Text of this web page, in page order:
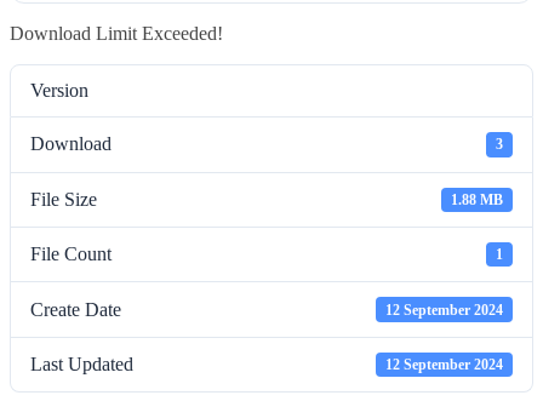
Download Limit Exceeded!
Version
Download 3
File Size 1.88 MB
File Count 1
Create Date 12 September 2024
Last Updated 12 September 2024